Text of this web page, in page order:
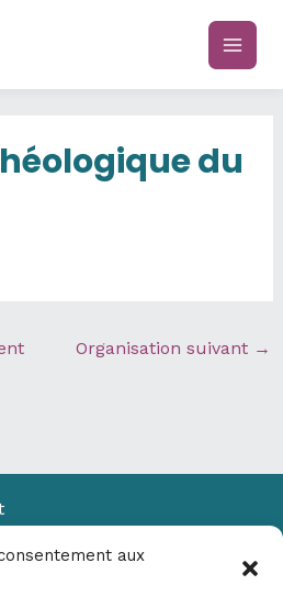
aux
main
du
Organisation suivant →